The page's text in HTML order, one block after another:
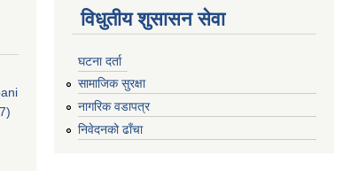
विधुतीय शुसासन सेवा
घटना दर्ता
सामाजिक सुरक्षा
नागरिक वडापत्र
निवेदनको ढाँचा